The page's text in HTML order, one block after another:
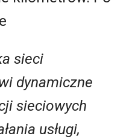
sieci
dynamiczne
sieciowych
usługi,